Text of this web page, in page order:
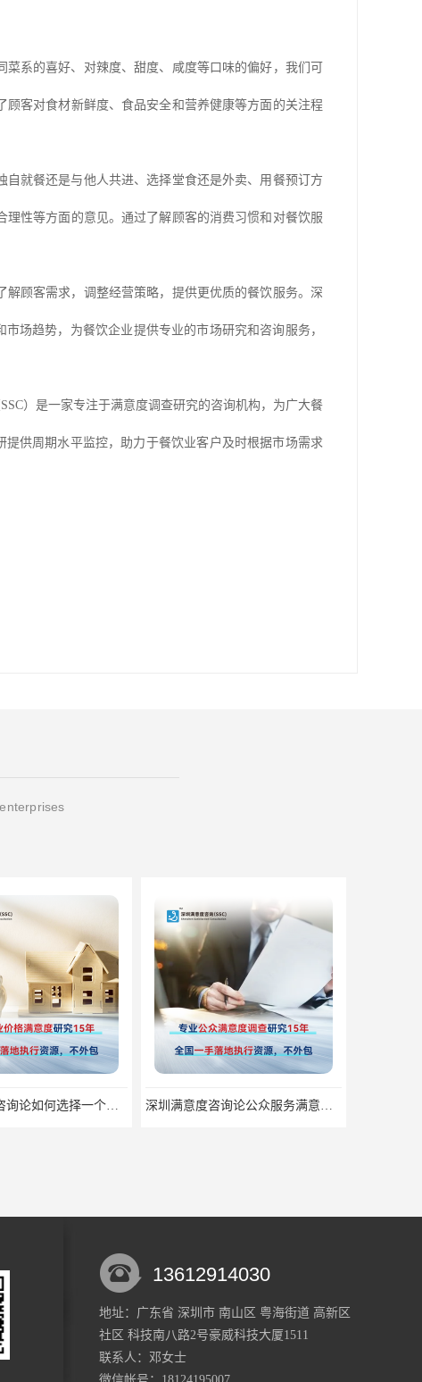
系的喜好、对辣度、甜度、咸度等口味的偏好，我们可
客对食材新鲜度、食品安全和营养健康等方面的关注程
就餐还是与他人共进、选择堂食还是外卖、用餐预订方
性等方面的意见。通过了解顾客的消费习惯和对餐饮服
顾客需求，调整经营策略，提供更优质的餐饮服务。 深
场趋势，为餐饮企业提供专业的市场研究和咨询服务，
）是一家专注于满意度调查研究的咨询机构 ，为广大餐
提供周期水平监控，助力于餐饮业客户及时根据市场需求
深圳满意度咨询论公众服务满意度调查的意义 深圳满意度咨询论如何提高物业满意度调查
深圳满意度咨询论群众安全感满意度调查如何操作
13612914030
地址：广东省 深圳市 南山区 粤海街道 高新区
社区 科技南八路2号豪威科技大厦1511
联系人：邓女士